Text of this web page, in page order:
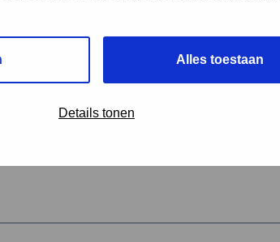
Alles toestaan
Details tonen